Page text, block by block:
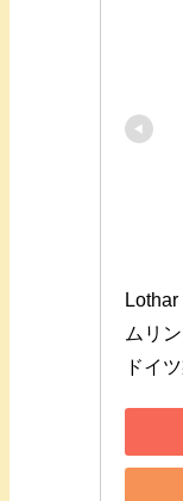
ムリ
ドイ